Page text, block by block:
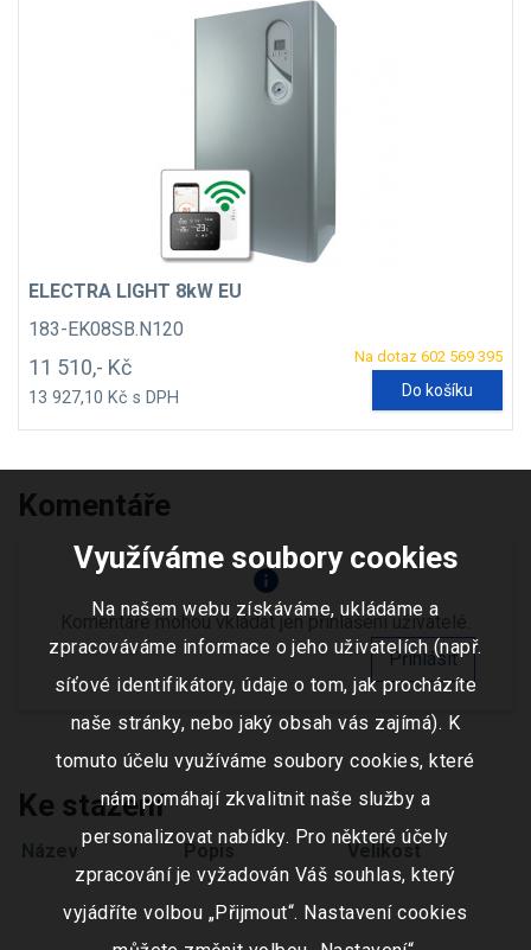
ELECTRA LIGHT 8kW EU
183-EK08SB.N120
Na dotaz 602 569 395
11 510,- Kč
13 927,10 Kč s DPH Do košíku
Komentáře
info
Komentáře mohou vkládat jen přihlášení uživatelé.
Přihlásit
Ke stažení
Název Popis Velikost
Využíváme soubory cookies
Na našem webu získáváme, ukládáme a
zpracováváme informace o jeho uživatelích (např.
síťové identifikátory, údaje o tom, jak procházíte
naše stránky, nebo jaký obsah vás zajímá). K
tomuto účelu využíváme soubory cookies, které
nám pomáhají zkvalitnit naše služby a
personalizovat nabídky. Pro některé účely
zpracování je vyžadován Váš souhlas, který
vyjádříte volbou „Přijmout“. Nastavení cookies